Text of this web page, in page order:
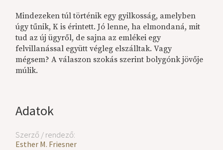
Adatok
Szerző / rendező:
Esther M. Friesner
Mindezeken túl történik egy gyilkosság, amelyben
úgy tűnik, K is érintett. Jó lenne, ha elmondaná, mit
tud az új ügyről, de sajna az emlékei egy
felvillanással együtt végleg elszálltak. Vagy
mégsem? A válaszon szokás szerint bolygónk jövője
múlik.